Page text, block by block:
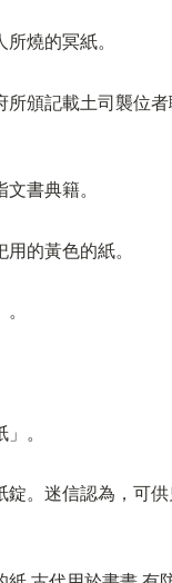
燒的冥紙。
所頒記載土司襲位
書典籍。
的黃色的紙。
。
錠。迷信認為，可